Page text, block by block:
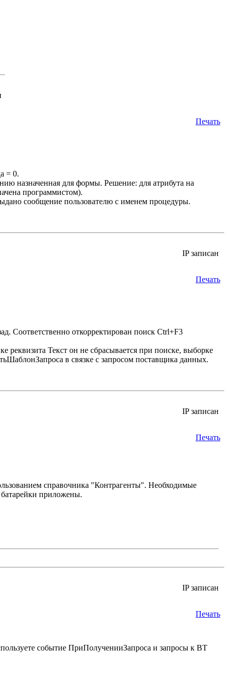
Печать
= 0.
назначенная для формы. Решение: для атрибута на
программистом).
сообщение пользователю с именем процедуры.
IP записан
Печать
Соответственно откорректирован поиск Ctrl+F3
реквизита Текст он не сбрасывается при поиске, выборке
в связке с запросом поставщика данных.
IP записан
Печать
справочника "Контрагенты". Необходимые
приложены.
IP записан
Печать
событие ПриПолученииЗапроса и запросы к ВТ